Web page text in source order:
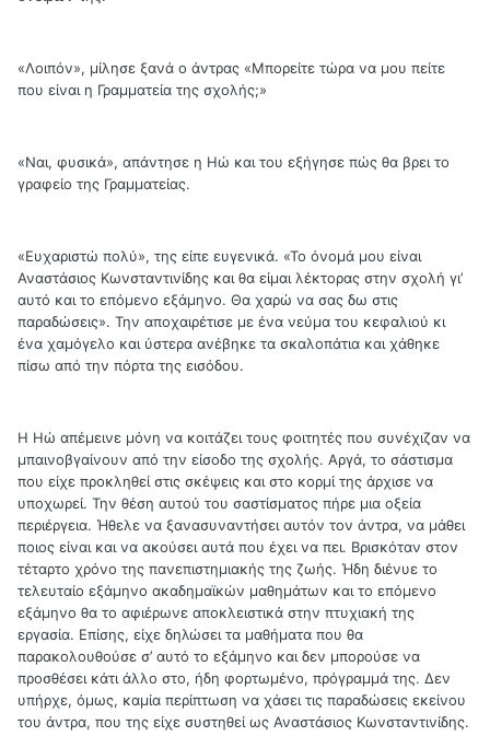
«Λοιπόν», μίλησε ξανά ο άντρας «Μπορείτε τώρα να μου πείτε
που είναι η Γραμματεία της σχολής;»
«Ναι, φυσικά», απάντησε η Ηώ και του εξήγησε πώς θα βρει το
γραφείο της Γραμματείας.
«Ευχαριστώ πολύ», της είπε ευγενικά. «Το όνομά μου είναι
Αναστάσιος Κωνσταντινίδης και θα είμαι λέκτορας στην σχολή γι’
αυτό και το επόμενο εξάμηνο. Θα χαρώ να σας δω στις
παραδώσεις». Την αποχαιρέτισε με ένα νεύμα του κεφαλιού κι
ένα χαμόγελο και ύστερα ανέβηκε τα σκαλοπάτια και χάθηκε
πίσω από την πόρτα της εισόδου.
Η Ηώ απέμεινε μόνη να κοιτάζει τους φοιτητές που συνέχιζαν να
μπαινοβγαίνουν από την είσοδο της σχολής. Αργά, το σάστισμα
που είχε προκληθεί στις σκέψεις και στο κορμί της άρχισε να
υποχωρεί. Την θέση αυτού του σαστίσματος πήρε μια οξεία
περιέργεια. Ήθελε να ξανασυναντήσει αυτόν τον άντρα, να μάθει
ποιος είναι και να ακούσει αυτά που έχει να πει. Βρισκόταν στον
τέταρτο χρόνο της πανεπιστημιακής της ζωής. Ήδη διένυε το
τελευταίο εξάμηνο ακαδημαϊκών μαθημάτων και το επόμενο
εξάμηνο θα το αφιέρωνε αποκλειστικά στην πτυχιακή της
εργασία. Επίσης, είχε δηλώσει τα μαθήματα που θα
παρακολουθούσε σ’ αυτό το εξάμηνο και δεν μπορούσε να
προσθέσει κάτι άλλο στο, ήδη φορτωμένο, πρόγραμμά της. Δεν
υπήρχε, όμως, καμία περίπτωση να χάσει τις παραδώσεις εκείνου
του άντρα, που της είχε συστηθεί ως Αναστάσιος Κωνσταντινίδης.